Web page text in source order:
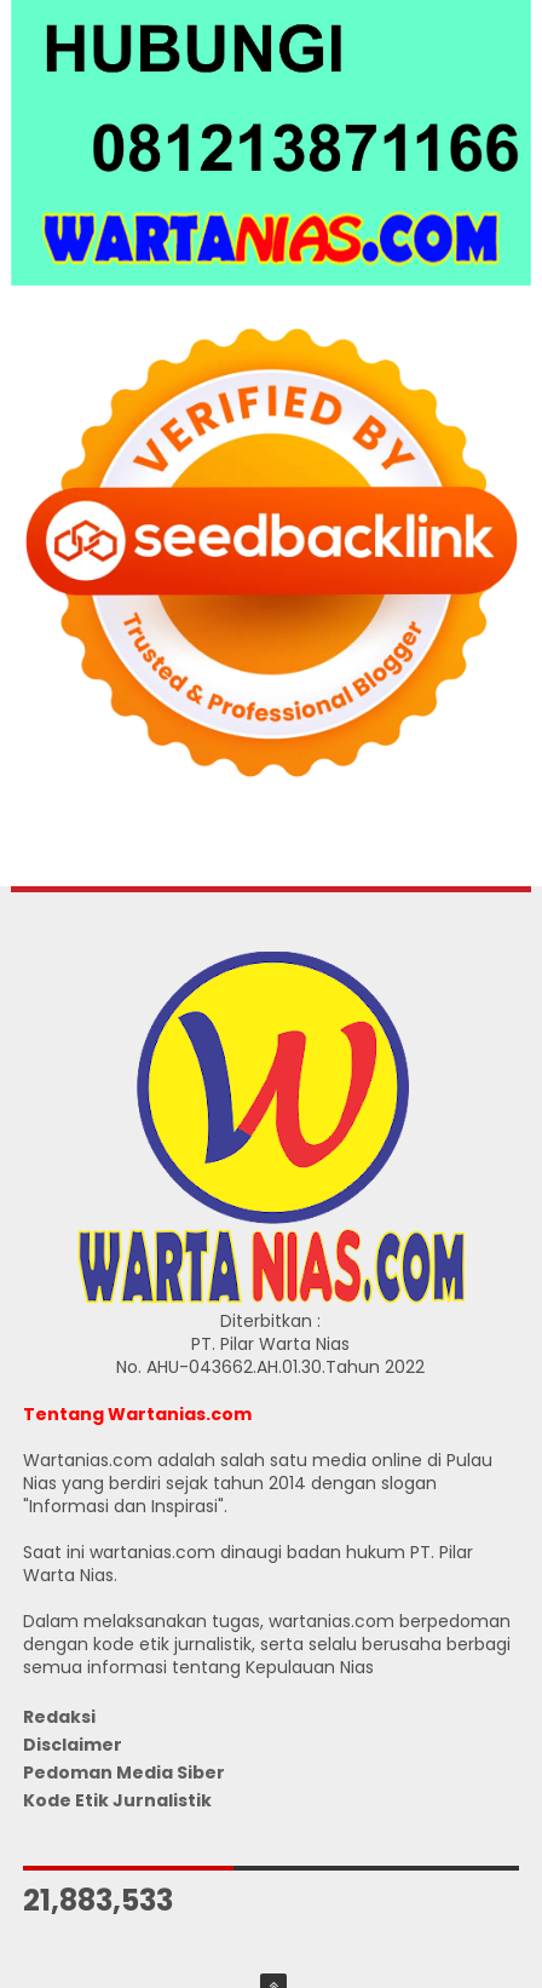
Diterbitkan :
PT. Pilar Warta Nias
No. AHU-043662.AH.01.30.Tahun 2022
Tentang Wartanias.com
Wartanias.com adalah salah satu media online di Pulau
Nias yang berdiri sejak tahun 2014 dengan slogan
"Informasi dan Inspirasi".
Saat ini wartanias.com dinaugi badan hukum PT. Pilar
Warta Nias.
Dalam melaksanakan tugas, wartanias.com berpedoman
dengan kode etik jurnalistik, serta selalu berusaha berbagi
semua informasi tentang Kepulauan Nias
Redaksi
Disclaimer
Pedoman Media Siber
Kode Etik Jurnalistik
21,883,533